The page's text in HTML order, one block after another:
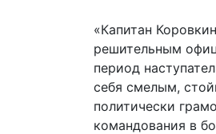
«Капитан
решительным
период
себя смелым,
политически
командования в